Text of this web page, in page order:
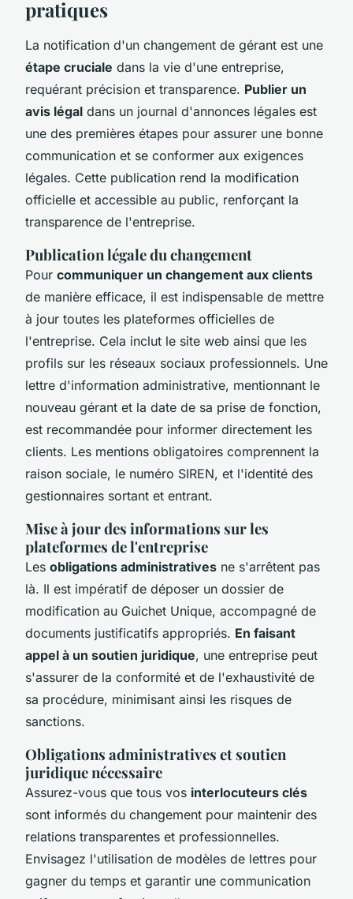
pratiques
La notification d'un changement de gérant est une
étape cruciale dans la vie d'une entreprise,
requérant précision et transparence. Publier un
avis légal dans un journal d'annonces légales est
une des premières étapes pour assurer une bonne
communication et se conformer aux exigences
légales. Cette publication rend la modification
officielle et accessible au public, renforçant la
transparence de l'entreprise.
Publication légale du changement
Pour communiquer un changement aux clients
de manière efficace, il est indispensable de mettre
à jour toutes les plateformes officielles de
l'entreprise. Cela inclut le site web ainsi que les
profils sur les réseaux sociaux professionnels. Une
lettre d'information administrative, mentionnant le
nouveau gérant et la date de sa prise de fonction,
est recommandée pour informer directement les
clients. Les mentions obligatoires comprennent la
raison sociale, le numéro SIREN, et l'identité des
gestionnaires sortant et entrant.
Mise à jour des informations sur les
plateformes de l'entreprise
Les obligations administratives ne s'arrêtent pas
là. Il est impératif de déposer un dossier de
modification au Guichet Unique, accompagné de
documents justificatifs appropriés. En faisant
appel à un soutien juridique, une entreprise peut
s'assurer de la conformité et de l'exhaustivité de
sa procédure, minimisant ainsi les risques de
sanctions.
Obligations administratives et soutien
juridique nécessaire
Assurez-vous que tous vos interlocuteurs clés
sont informés du changement pour maintenir des
relations transparentes et professionnelles.
Envisagez l'utilisation de modèles de lettres pour
gagner du temps et garantir une communication